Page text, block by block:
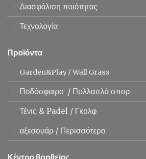
Διασφάλιση ποιότητας
Τεχνολογία
Προϊόντα
Garden&Play/Wall Grass
Ποδόσφαιρο / Πολλαπλά σπορ
Τένις & Padel / Γκολφ
αξεσουάρ / Περισσότερο
Κέντρο βοηθείας